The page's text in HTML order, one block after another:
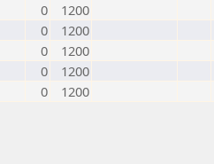
0
1200
0
1200
0
1200
0
1200
0
1200